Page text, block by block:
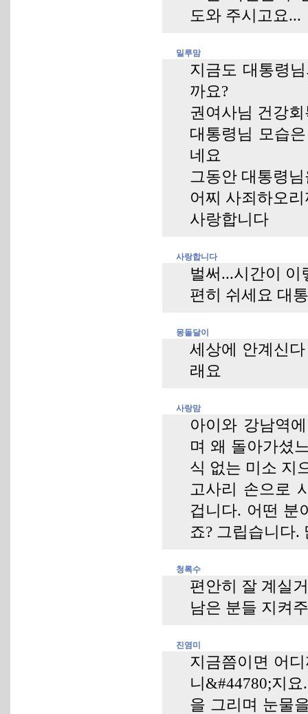
도와 주시고요...
밀루맘
지금도 대통령
까요?
권여사님 건강
대통령님 모습
네요
그동안 대통령
어찌 사죄하오
사랑합니다
사랑합니다
벌써...시간이 이
편히 쉬세요 대
몽돌달이
세상에 안계신
래요
사랑맘
아이와 강남역
며 왜 돌아가셨
식 없는 미소 지
고사리 손으로
겁니다. 어떤 분
죠? 그립습니다.
청록수
편안히 잘 계실
남은 분들 지켜
진염미
지금쯤이면 어
니&#44780;지
을 그리며 눈물